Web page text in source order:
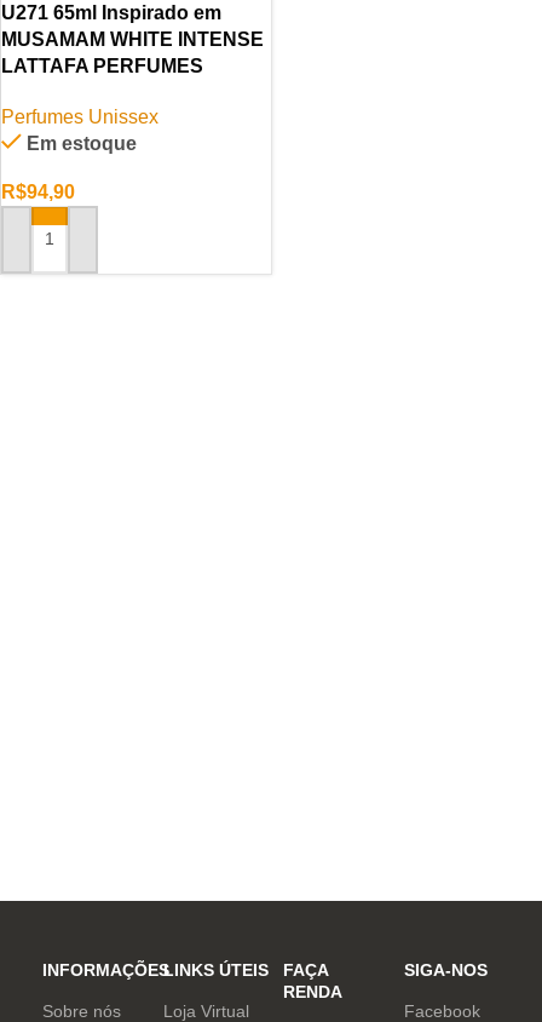
U271 65ml Inspirado em
MUSAMAM WHITE INTENSE
LATTAFA PERFUMES
Perfumes Unissex
Em estoque
R$94,90
ADICIONAR AO CARRINHO
INFORMAÇÕES
Sobre nós
LINKS ÚTEIS
Loja Virtual
FAÇA
RENDA
SIGA-NOS
Facebook